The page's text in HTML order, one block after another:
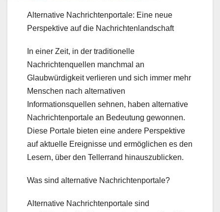
Alternative Nachrichtenportale: Eine neue
Perspektive auf die Nachrichtenlandschaft
In einer Zeit, in der traditionelle
Nachrichtenquellen manchmal an
Glaubwürdigkeit verlieren und sich immer mehr
Menschen nach alternativen
Informationsquellen sehnen, haben alternative
Nachrichtenportale an Bedeutung gewonnen.
Diese Portale bieten eine andere Perspektive
auf aktuelle Ereignisse und ermöglichen es den
Lesern, über den Tellerrand hinauszublicken.
Was sind alternative Nachrichtenportale?
Alternative Nachrichtenportale sind